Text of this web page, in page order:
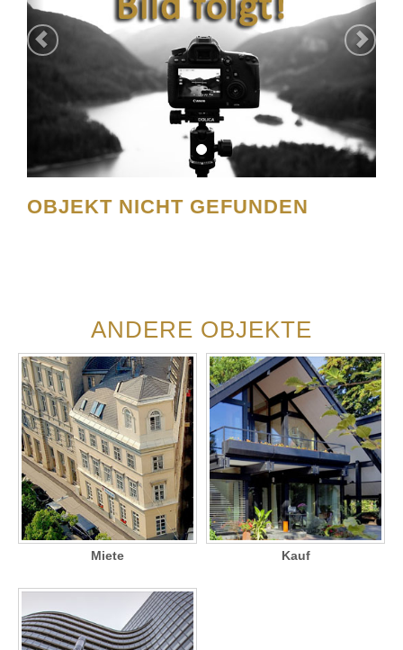
OBJEKT NICHT GEFUNDEN
ANDERE OBJEKTE
Miete Kauf